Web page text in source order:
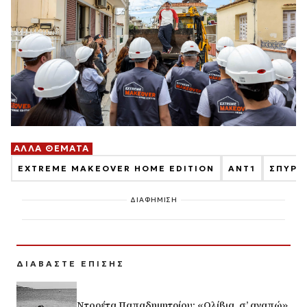
ΑΛΛΑ ΘΕΜΑΤΑ
EXTREME MAKEOVER HOME EDITION ΑΝΤ1
ΔΙΑΦΗΜΙΣΗ
ΔΙΑΒΑΣΤΕ ΕΠΙΣΗΣ